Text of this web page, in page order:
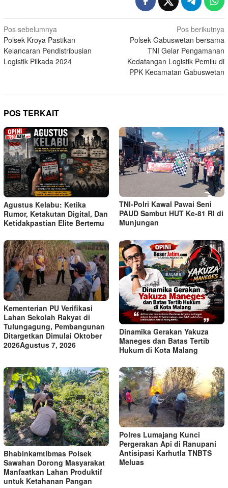
Navigasi
pos
Pos sebelumnya
Polsek Kroya Pastikan
Kelancaran Pendistribusian
Logistik Pilkada 2024
Pos berikutnya
Polsek Gabuswetan bersama
TNI Gelar Pengamanan
Kedatangan Logistik Pemilu di
PPK Kecamatan Gabuswetan
POS TERKAIT
Agustus Kelabu: Ketika
Rumor, Ketakutan Digital, Dan
Ketidakpastian Elite Bertemu
TNI-Polri Kawal Pawai Seni
PAUD Sambut HUT Ke-81 RI di
Munjungan
Kementerian PU Verifikasi
Lahan Sekolah Rakyat di
Tulungagung, Pembangunan
Ditargetkan Dimulai Oktober
2026Agustus 7, 2026
Dinamika Gerakan Yakuza
Maneges dan Batas Tertib
Hukum di Kota Malang
Bhabinkamtibmas Polsek
Sawahan Dorong Masyarakat
Manfaatkan Lahan Produktif
untuk Ketahanan Pangan
Polres Lumajang Kunci
Pergerakan Api di Ranupani
Antisipasi Karhutla TNBTS
Meluas